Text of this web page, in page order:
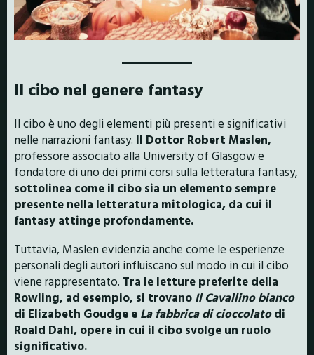
Il cibo nel genere fantasy
Il cibo è uno degli elementi più presenti e significativi
nelle narrazioni fantasy. Il Dottor Robert Maslen,
professore associato alla University of Glasgow e
fondatore di uno dei primi corsi sulla letteratura fantasy,
sottolinea come il cibo sia un elemento sempre
presente nella letteratura mitologica, da cui il
fantasy attinge profondamente.
Tuttavia, Maslen evidenzia anche come le esperienze
personali degli autori influiscano sul modo in cui il cibo
viene rappresentato. Tra le letture preferite della
Rowling, ad esempio, si trovano Il Cavallino bianco
di Elizabeth Goudge e La fabbrica di cioccolatodi
Roald Dahl, opere in cui il cibo svolge un ruolo
significativo.